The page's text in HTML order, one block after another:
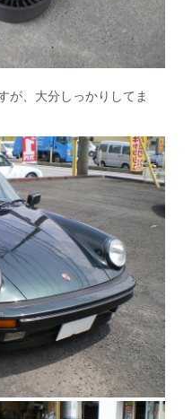
が、大分しっかりしてま